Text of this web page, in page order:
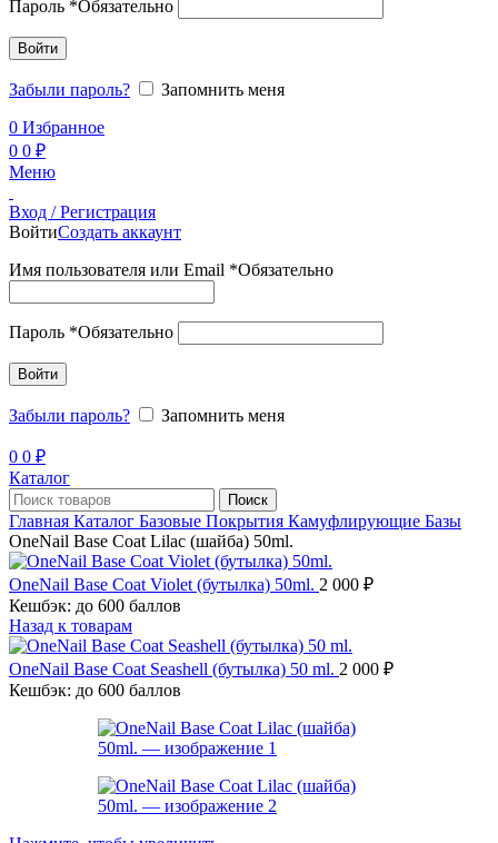
Пароль *Обязательно
Войти
Забыли пароль?
Запомнить меня
0 Избранное
0 0 ₽
Меню
Вход / Регистрация
ВойтиСоздать аккаунт
Имя пользователя или Email *Обязательно
Пароль *Обязательно
Войти
Забыли пароль? Запомнить меня
0 0 ₽
Каталог
Поиск
Главная Каталог Базовые Покрытия Камуфлирующие Базы
OneNail Base Coat Lilac (шайба) 50ml.
OneNail Base Coat Violet (бутылка) 50ml. 2 000 ₽
Кешбэк: до 600 баллов
Назад к товарам
OneNail Base Coat Seashell (бутылка) 50 ml. 2 000 ₽
Кешбэк: до 600 баллов